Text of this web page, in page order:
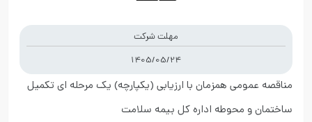
مهلت شرکت
1405/05/24
مناقصه عمومی همزمان با ارزیابی (یکپارچه) یک مرحله ای تکمیل
ساختمان و محوطه اداره کل بیمه سلامت